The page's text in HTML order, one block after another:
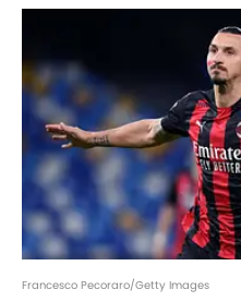
Francesco Pecoraro/Getty Images